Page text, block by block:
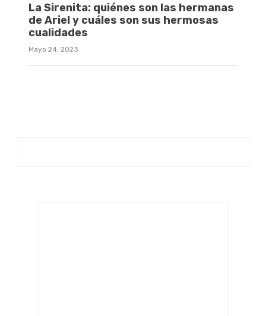
La Sirenita: quiénes son las hermanas
de Ariel y cuáles son sus hermosas
cualidades
Mayo 24, 2023